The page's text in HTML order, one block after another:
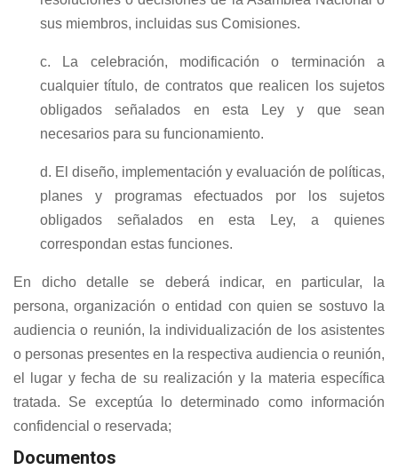
sus miembros, incluidas sus Comisiones.
c. La celebración, modificación o terminación a
cualquier título, de contratos que realicen los sujetos
obligados señalados en esta Ley y que sean
necesarios para su funcionamiento.
d. El diseño, implementación y evaluación de políticas,
planes y programas efectuados por los sujetos
obligados señalados en esta Ley, a quienes
correspondan estas funciones.
En dicho detalle se deberá indicar, en particular, la
persona, organización o entidad con quien se sostuvo la
audiencia o reunión, la individualización de los asistentes
o personas presentes en la respectiva audiencia o reunión,
el lugar y fecha de su realización y la materia específica
tratada. Se exceptúa lo determinado como información
confidencial o reservada;
Documentos